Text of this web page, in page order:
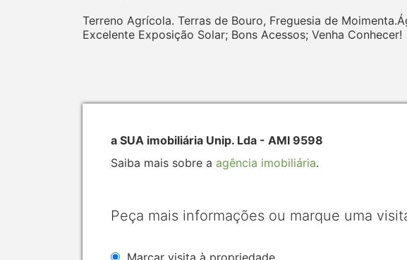
Terreno Agrícola. Terras de Bouro, Freguesia de
Excelente Exposição Solar; Bons Acessos; Venha Conhecer!
a SUA imobiliária Unip. Lda - AMI 9598
Saiba mais sobre a agência imobiliária.
Peça mais informações ou marque uma
Marcar visita à propriedade